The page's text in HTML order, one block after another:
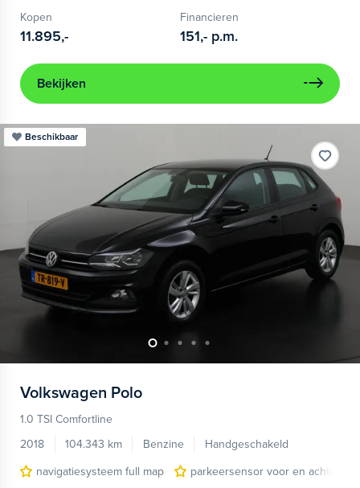
Kopen
11.895,-
Financieren
151,- p.m.
Bekijken
Beschikbaar
Volkswagen Polo
1.0 TSI Comfortline
2018
104.343 km Benzine
Handgeschakeld
navigatiesysteem full map
parkeersensor voor en achter